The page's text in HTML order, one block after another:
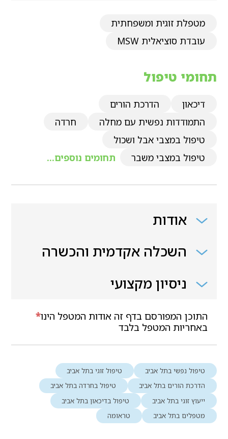
מטפלת זוגית ומשפחתית
עובדת סוציאלית MSW
תחומי טיפול
דיכאון
הדרכת הורים
התמודדות נפשית עם מחלה
חרדה
טיפול במצבי אבל ושכול
טיפול במצבי משבר
תחומים נוספים...
אודות
השכלה אקדמית והכשרה
ניסיון מקצועי
*התוכן המפורסם בדף זה אודות המטפל הינו
באחריות המטפל בלבד
טיפול נפשי בתל אביב
טיפול זוגי בתל אביב
הדרכת הורים בתל אביב
טיפול בחרדה בתל אביב
ייעוץ זוגי בתל אביב
טיפול בדיכאון בתל אביב
מטפלים בתל אביב
טראומה